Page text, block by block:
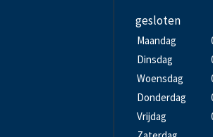
gesloten
Maandag
Dinsdag
Woensdag
Donderdag
Vrijdag